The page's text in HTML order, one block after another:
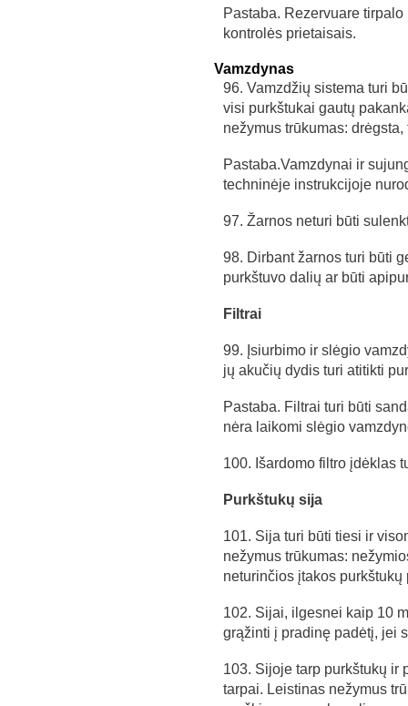
Pastaba. Rezervuare
kontrolės prietaisais.
Vamzdynas
96. Vamzdžių sistema turi
visi purkštukai gautų
nežymus trūkumas:
Pastaba.Vamzdynai ir
techninėje instrukcijoje
97. Žarnos neturi būti
98. Dirbant žarnos turi būti
purkštuvo dalių ar būti
Filtrai
99. Įsiurbimo ir slėgio
jų akučių dydis turi atitikti
Pastaba. Filtrai turi būti
nėra laikomi slėgio
100. Išardomo filtro įdėklas
Purkštukų sija
101. Sija turi būti tiesi ir
nežymus trūkumas:
neturinčios įtakos purkštukų
102. Sijai, ilgesnei kaip 10
grąžinti į pradinę padėtį, jei
103. Sijoje tarp purkštukų ir
tarpai. Leistinas nežymus